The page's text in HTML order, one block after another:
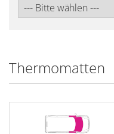
Thermomatten